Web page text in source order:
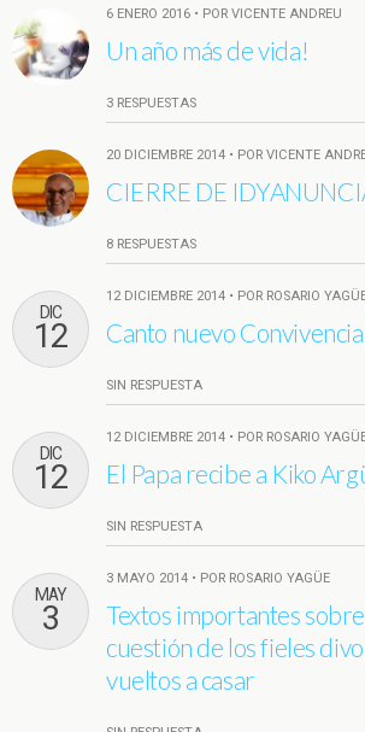
6 ENERO 2016 • POR VICENTE ANDREU
Un año más de vida!
3 RESPUESTAS
20 DICIEMBRE 2014 • POR VICENTE
CIERRE DE
8 RESPUESTAS
DIC
12
12 DICIEMBRE 2014 • POR ROSARIO
Canto nuevo
SIN RESPUESTA
DIC
12
12 DICIEMBRE 2014 • POR ROSARIO
El Papa recibe a Kiko
SIN RESPUESTA
MAY
3
3 MAYO 2014 • POR ROSARIO YAGÜE
Textos importantes
cuestión de los fieles
vueltos a casar